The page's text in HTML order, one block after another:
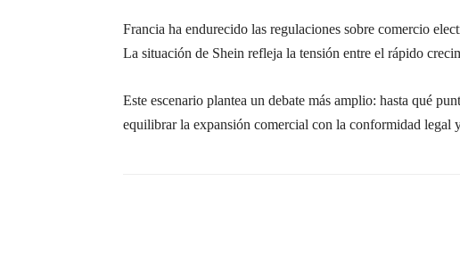
Francia ha endurecido las regulaciones sobre comercio
La situación de Shein refleja la tensión entre el rápido
Este escenario plantea un debate más amplio: hasta qué
equilibrar la expansión comercial con la conformidad legal